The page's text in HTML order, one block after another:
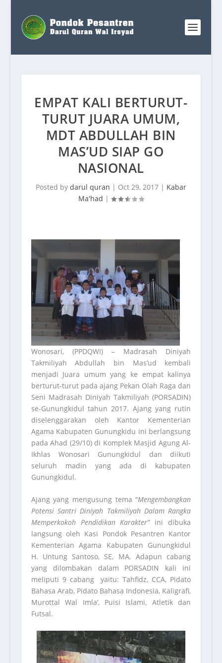
EMPAT KALI BERTURUT-
TURUT JUARA UMUM,
MDT ABDULLAH BIN
MAS’UD SIAP GO
NASIONAL
Posted by darul quran | Oct 29, 2017| Kabar
Ma'had |
Wonosari, (PPDQWI) – Madrasah Diniyah
Takmiliyah Abdullah bin Mas’ud kembali
menjadi Juara umum yang ke empat kalinya
berturut-turut pada ajang Pekan Olah Raga dan
Seni Madrasah Diniyah Takmiliyah (PORSADIN)
se-Gunungkidul tahun 2017. Ajang yang rutin
diselenggarakan oleh Kantor Kementerian
Agama Kabupaten Gunungkidu ini berlangsung
pada Ahad (29/10) di Komplek Masjid Agung Al-
Ikhlas Wonosari Gunungkidul dan diikuti
seluruh madin yang ada di kabupaten
Gunungkidul.
Ajang yang mengusung tema “Mengembangkan
Potensi Santri Diniyah Takmiliyah Dalam Rangka
Memperkokoh Pendidikan Karakter” ini dibuka
langsung oleh Kasi Pondok Pesantren Kantor
Kementerian Agama Kabupaten Gunungkidul
H. Untung Santoso, SE, MA.Adapun cabang
yang dilombakan dalam PORSADIN kali ini
meliputi 9 cabang yaitu: Tahfidz, CCA, Pidato
Bahasa Arab, Pidato Bahasa Indonesia, Kaligrafi,
Murottal Wal Imla’, Puisi Islami, Atletik dan
Futsal.